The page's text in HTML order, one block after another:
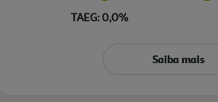
TAEG: 0,0%
Saiba mais